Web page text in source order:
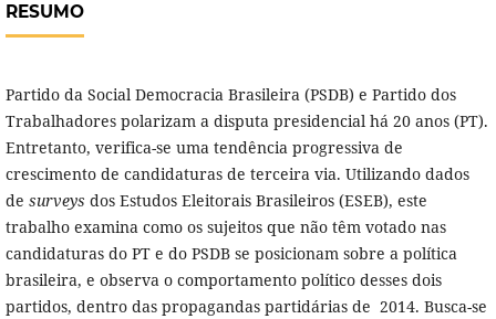
RESUMO
Partido da Social Democracia Brasileira (PSDB) e Partido dos
Trabalhadores polarizam a disputa presidencial há 20 anos (PT).
Entretanto, verifica-se uma tendência progressiva de
crescimento de candidaturas de terceira via. Utilizando dados
de surveys dos Estudos Eleitorais Brasileiros (ESEB), este
trabalho examina como os sujeitos que não têm votado nas
candidaturas do PT e do PSDB se posicionam sobre a política
brasileira, e observa o comportamento político desses dois
partidos, dentro das propagandas partidárias de 2014. Busca-se